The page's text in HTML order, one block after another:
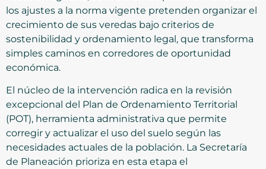
los ajustes a la norma vigente pretenden organizar el
crecimiento de sus veredas bajo criterios de
sostenibilidad y ordenamiento legal, que transforma
simples caminos en corredores de oportunidad
económica.
El núcleo de la intervención radica en la revisión
excepcional del Plan de Ordenamiento Territorial
(POT), herramienta administrativa que permite
corregir y actualizar el uso del suelo según las
necesidades actuales de la población. La Secretaría
de Planeación prioriza en esta etapa el